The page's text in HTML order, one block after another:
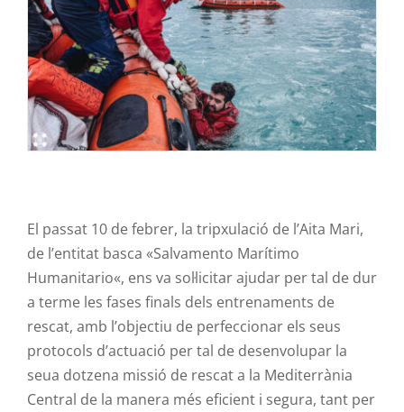
Contacte
El passat 10 de febrer, la tripxulació de l’Aita Mari,
de l’entitat basca «Salvamento Marítimo
Humanitario«, ens va sol·licitar ajudar per tal de dur
a terme les fases finals dels entrenaments de
rescat, amb l’objectiu de perfeccionar els seus
protocols d’actuació per tal de desenvolupar la
seua dotzena missió de rescat a la Mediterrània
Central de la manera més eficient i segura, tant per